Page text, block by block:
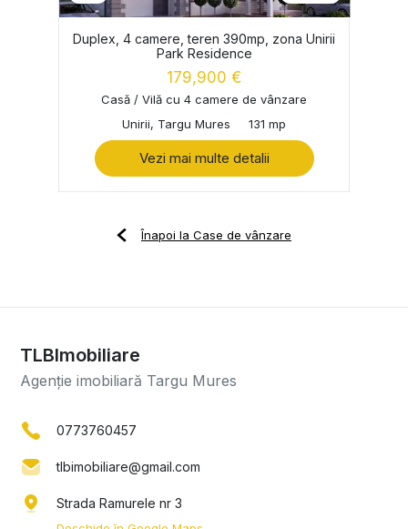
Duplex, 4 camere, teren 390mp, zona Unirii
Park Residence
179,900 €
Casă / Vilă cu 4 camere de vânzare
Unirii, Targu Mures
131 mp
Vezi mai multe detalii
Înapoi la Case de vânzare
TLBImobiliare
Agenție imobiliară Targu Mures
0773760457
tlbimobiliare@gmail.com
Strada Ramurele nr 3